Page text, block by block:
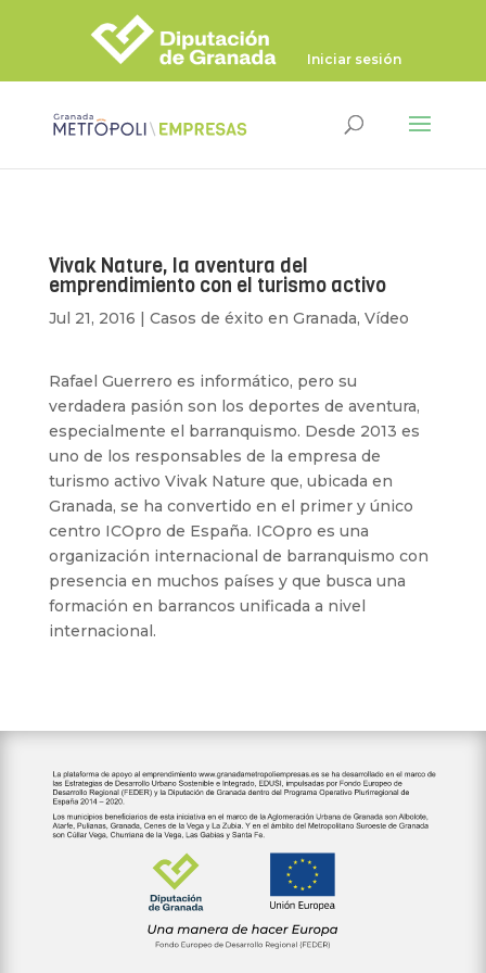
Iniciar sesión
Vivak Nature, la aventura del
emprendimiento con el turismo activo
Jul 21, 2016 | Casos de éxito en Granada, Vídeo
Rafael Guerrero es informático, pero su
verdadera pasión son los deportes de aventura,
especialmente el barranquismo. Desde 2013 es
uno de los responsables de la empresa de
turismo activo Vivak Nature que, ubicada en
Granada, se ha convertido en el primer y único
centro ICOpro de España. ICOpro es una
organización internacional de barranquismo con
presencia en muchos países y que busca una
formación en barrancos unificada a nivel
internacional.